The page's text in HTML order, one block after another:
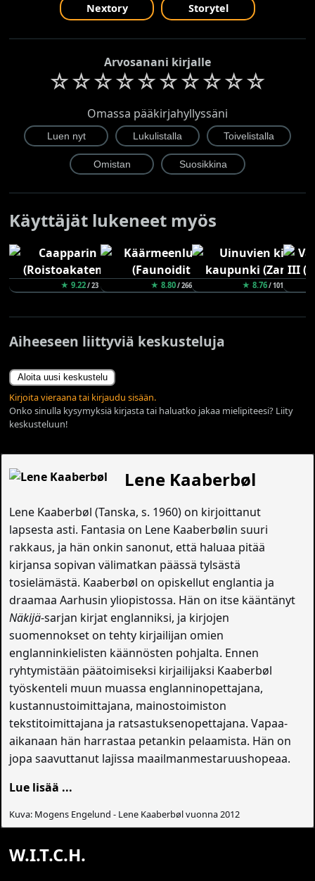
Nextory Storytel
Arvosanani kirjalle
☆☆☆☆☆☆☆☆☆☆
Omassa pääkirjahyllyssäni
Käyttäjät lukeneet myös
★ 9.22/ 23 ★ 8.80/ 266 ★ 8.76/ 101
Aiheeseen liittyviä keskusteluja
Aloita uusi keskustelu
Kirjoita vieraana tai kirjaudu sisään.
Onko sinulla kysymyksiä kirjasta tai haluatko jakaa mielipiteesi? Liity
keskusteluun!
Lene Kaaberbøl
Lene Kaaberbøl (Tanska, s. 1960) on kirjoittanut
lapsesta asti. Fantasia on Lene Kaaberbølin suuri
rakkaus, ja hän onkin sanonut, että haluaa pitää
kirjansa sopivan välimatkan päässä tylsästä
tosielämästä. Kaaberbøl on opiskellut englantia ja
draamaa Aarhusin yliopistossa. Hän on itse kääntänyt
Näkijä-sarjan kirjat englanniksi, ja kirjojen
suomennokset on tehty kirjailijan omien
englanninkielisten käännösten pohjalta. Ennen
ryhtymistään päätoimiseksi kirjailijaksi Kaaberbøl
työskenteli muun muassa englanninopettajana,
kustannustoimittajana, mainostoimiston
tekstitoimittajana ja ratsastuksenopettajana. Vapaa-
aikanaan hän harrastaa petankin pelaamista. Hän on
jopa saavuttanut lajissa maailmanmestaruushopeaa.
Lue lisää ...
Kuva: Mogens Engelund - Lene Kaaberbøl vuonna 2012
W.I.T.C.H.